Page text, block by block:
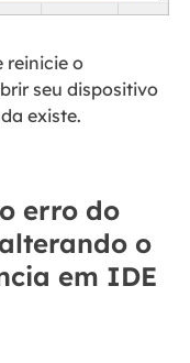
reinicie o
seu dispositivo
existe.
erro do
o
em IDE